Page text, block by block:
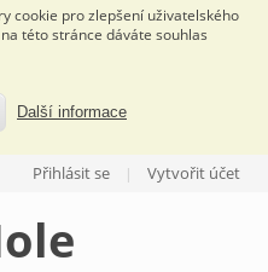
cookie pro zlepšení uživatelského
této stránce dáváte souhlas
Další informace
Přihlásit se Vytvořit účet